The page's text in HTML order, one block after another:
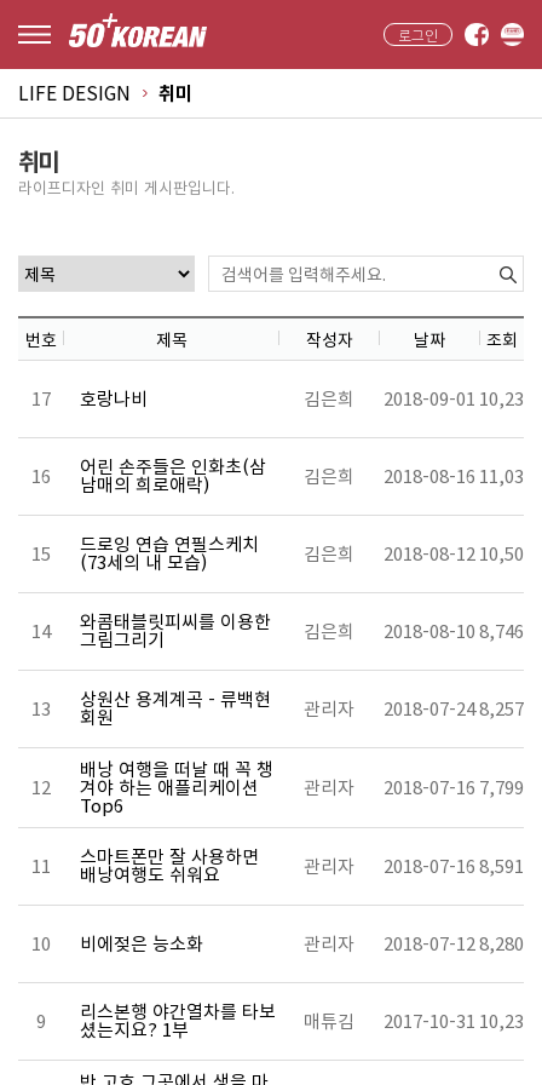
로그인
LIFE DESIGN 취미
취미
라이프디자인 취미 게시판입니다.
번호 제목 작성자 날짜 조회
17 호랑나비 김은희 2018-09-01 10,231
16 어린 손주들은 인화초(삼
남매의 희로애락) 김은희 2018-08-16 11,035
15 드로잉 연습 연필스케치
(73세의 내 모습) 김은희 2018-08-12 10,506
14 와콤태블릿피씨를 이용한
그림그리기 김은희 2018-08-108,746
13 상원산 용계계곡 - 류백현
회원 관리자 2018-07-248,257
12
배낭 여행을 떠날 때 꼭 챙
겨야 하는 애플리케이션
Top6
관리자 2018-07-16 7,799
11 스마트폰만 잘 사용하면
배낭여행도 쉬워요 관리자 2018-07-168,591
10 비에젖은 능소화 관리자 2018-07-128,280
9 리스본행 야간열차를 타보
셨는지요? 1부 매튜김 2017-10-31 10,238